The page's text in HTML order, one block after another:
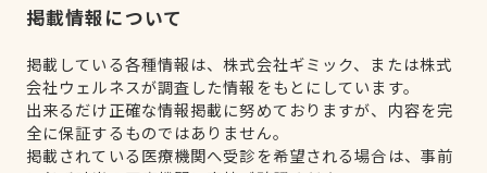
掲載情報について
掲載している各種情報は、株式会社ギミック、または株式
会社ウェルネスが調査した情報をもとにしています。
出来るだけ正確な情報掲載に努めておりますが、内容を完
全に保証するものではありません。
掲載されている医療機関へ受診を希望される場合は、事前